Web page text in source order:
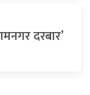
दरबार’